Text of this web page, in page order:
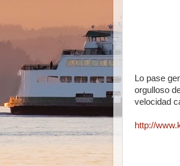
Lo pase
orgulloso
velocidad
http://